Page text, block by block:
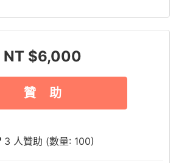
NT $6,000
贊 助
3 人贊助 (數量: 100)